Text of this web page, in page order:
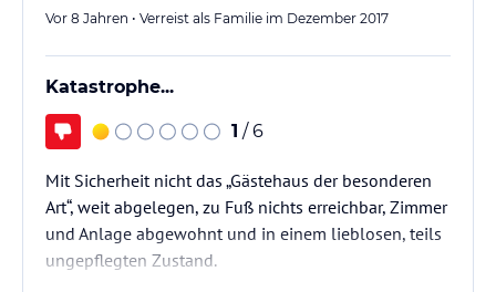
Vor 8 Jahren • Verreist als Familie im Dezember 2017
Katastrophe...
1 / 6
Mit Sicherheit nicht das „Gästehaus der besonderen
Art“, weit abgelegen, zu Fuß nichts erreichbar, Zimmer
und Anlage abgewohnt und in einem lieblosen, teils
ungepflegten Zustand.